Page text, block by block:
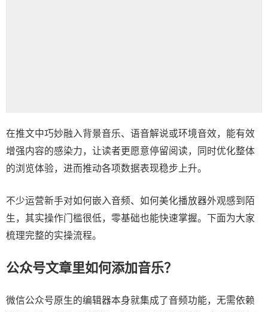
在推文中巧妙融入背景音乐、语音解说或环境音效，能有效
增强内容的感染力，让读者更愿意停留阅读，同时优化整体
的浏览体验，进而推动各项数据表现稳步上升。
不少运营新手对如何嵌入音频、如何美化播放器外观感到陌
生，其实操作门槛很低，零基础也能快速掌握。下面为大家
梳理完整的实操流程。
公众号文章里如何添加音乐？
微信公众号原生的编辑器本身就集成了音频功能，无需依赖